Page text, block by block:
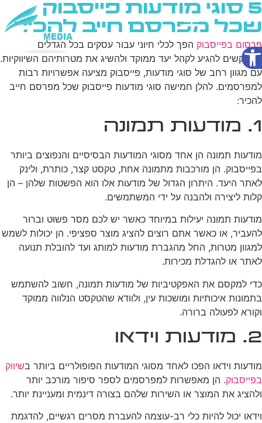
פתח סרגל נגישות
5 סוגי מודעות פייסבוק
שכל מפרסם חייב להכיר
פרסום בפייסבוק הפך לכלי חיוני עבור עסקים בכל הגדלים
המבקשים להגיע לקהל יעד ממוקד ולהשיג את מטרותיהם השיווקיות.
עם מגוון רחב של סוגי מודעות, פייסבוק מציעה אפשרויות רבות
למפרסמים. להלן חמישה סוגי מודעות פייסבוק שכל מפרסם חייב
להכיר:
1. מודעות תמונה
מודעות תמונה הן אחד מסוגי המודעות הבסיסיים והנפוצים ביותר
בפייסבוק. הן מורכבות מתמונה אחת, טקסט קצר, כותרת, ולינק
לאתר היעד. היתרון הגדול של מודעות אלו הוא הפשטות שלהן – הן
קלות ליצירה ולהבנה על ידי המשתמשים.
מודעות תמונה יעילות במיוחד כאשר יש לכם מסר פשוט וברור
להעביר, או כאשר אתם רוצים להציג מוצר ספציפי. הן יכולות לשמש
למגוון מטרות, החל מהגברת מודעות למותג ועד להובלת תנועה
לאתר או להגדלת מכירות.
כדי למקסם את האפקטיביות של מודעות תמונה, חשוב להשתמש
בתמונות איכותיות ומושכות עין, ולוודא שהטקסט הנלווה ממוקד
וקורא לפעולה ברורה.
2. מודעות וידאו
מודעות וידאו הפכו לאחד מסוגי המודעות הפופולריים ביותר בשיווק
בפייסבוק. הן מאפשרות למפרסמים לספר סיפור מורכב יותר
ולהציג את המוצר או השירות שלהם בצורה דינמית ומעניינת יותר.
וידאו יכול להיות כלי רב-עוצמה להעברת מסרים רגשיים, להדגמת